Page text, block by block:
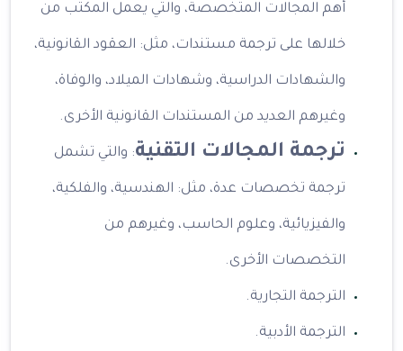
أهم المجالات المتخصصة، والتي يعمل المكتب من
خلالها على ترجمة مستندات، مثل: العقود القانونية،
والشهادات الدراسية، وشهادات الميلاد، والوفاة،
وغيرهم العديد من المستندات القانونية الأخرى.
ترجمة المجالات التقنية: والتي تشمل
ترجمة تخصصات عدة، مثل: الهندسية، والفلكية،
والفيزيائية، وعلوم الحاسب، وغيرهم من
التخصصات الأخرى.
الترجمة التجارية.
الترجمة الأدبية.